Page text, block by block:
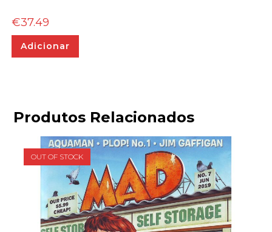
€37.49
Adicionar
Produtos Relacionados
OUT OF STOCK